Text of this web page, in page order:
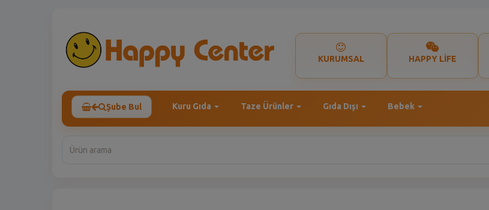
KURUMSAL HAPPY LİFE
Şube Bul Kuru Gıda Taze Ürünler Gıda Dışı Bebek